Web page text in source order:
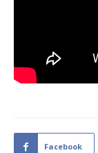
Facebook